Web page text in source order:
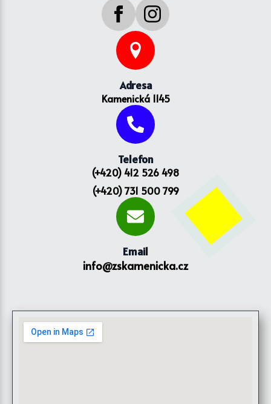
Adresa
Kamenická 1145
Telefon
(+420) 412 526 498
(+420) 731 500 799
Email
info@zskamenicka.cz